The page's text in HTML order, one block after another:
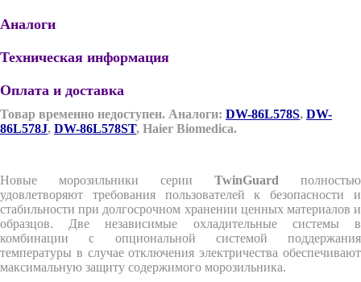
Аналоги
Техническая информация
Оплата и доставка
Товар временно недоступен. Аналоги: DW-86L578S, DW-
86L578J, DW-86L578ST, Haier Biomedica.
Новые морозильники серии TwinGuard полностью
удовлетворяют требования пользователей к безопасности и
стабильности при долгосрочном хранении ценных материалов и
образцов. Две независимые охладительные системы в
комбинации с опциональной системой поддержания
температуры в случае отключения электричества обеспечивают
максимальную защиту содержимого морозильника.